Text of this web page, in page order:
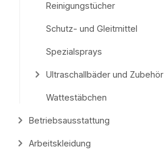
Reinigungstücher
Schutz- und Gleitmittel
Spezialsprays
Ultraschallbäder und Zubehör
Wattestäbchen
Betriebsausstattung
Arbeitskleidung